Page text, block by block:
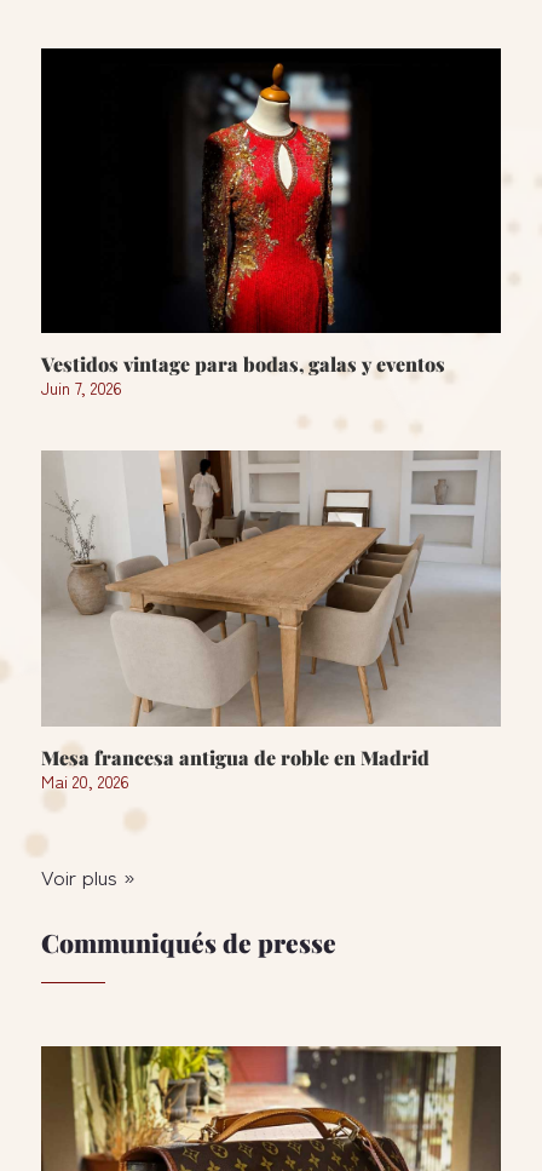
Vestidos vintage para bodas, galas y eventos
Juin 7, 2026
Mesa francesa antigua de roble en Madrid
Mai 20, 2026
Voir plus »
Communiqués de presse